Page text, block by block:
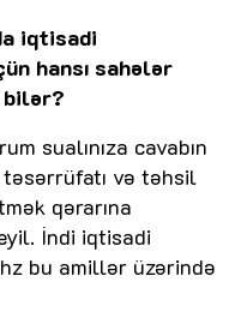
iqtisadi
hansı sahələr
bilər?
sualınıza cavabın
və təhsil
qərarına
İndi iqtisadi
bu amillər üzərində